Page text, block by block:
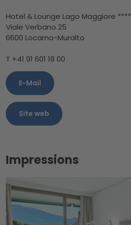
Hotel & Lounge Lago Maggiore ****
Viale Verbano 25
6600 Locarno-Muralto
T +41 91 601 18 00
E-Mail
Site web
Impressions